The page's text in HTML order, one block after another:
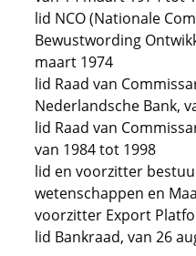
lid NCO (Nationale
Bewustwording
maart 1974
lid Raad van
Nederlandsche Bank,
lid Raad van
van 1984 tot 1998
lid en voorzitter
wetenschappen en
voorzitter Export
lid Bankraad, van 26